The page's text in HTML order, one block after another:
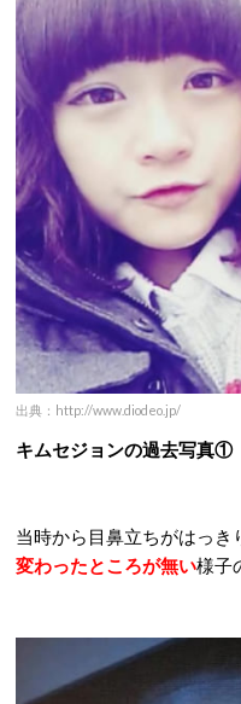
出典：http://www.diodeo.jp/
キムセジョンの過去写真①
当時から目鼻立ちがはっき
変わったところが無い様子